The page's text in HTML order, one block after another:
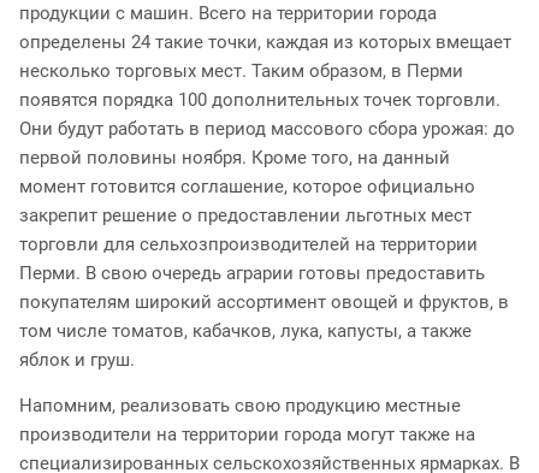
продукции с машин. Всего на территории города
определены 24 такие точки, каждая из которых вмещает
несколько торговых мест. Таким образом, в Перми
появятся порядка 100 дополнительных точек торговли.
Они будут работать в период массового сбора урожая: до
первой половины ноября. Кроме того, на данный
момент готовится соглашение, которое официально
закрепит решение о предоставлении льготных мест
торговли для сельхозпроизводителей на территории
Перми. В свою очередь аграрии готовы предоставить
покупателям широкий ассортимент овощей и фруктов, в
том числе томатов, кабачков, лука, капусты, а также
яблок и груш.
Напомним, реализовать свою продукцию местные
производители на территории города могут также на
специализированных сельскохозяйственных ярмарках. В